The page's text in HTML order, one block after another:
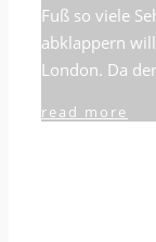
Fuß so viele
abklappern
London. Da
read more